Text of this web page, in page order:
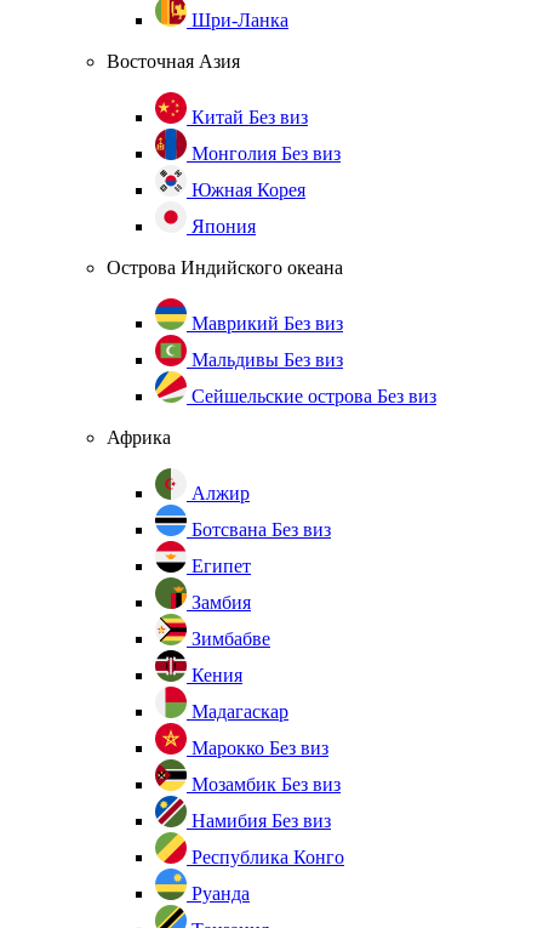
Шри-Ланка
Восточная Азия
Китай Без виз
Монголия Без виз
Южная Корея
Япония
Острова Индийского океана
Маврикий Без виз
Мальдивы Без виз
Сейшельские острова Без виз
Африка
Алжир
Ботсвана Без виз
Египет
Замбия
Зимбабве
Кения
Мадагаскар
Марокко Без виз
Мозамбик Без виз
Намибия Без виз
Республика Конго
Руанда